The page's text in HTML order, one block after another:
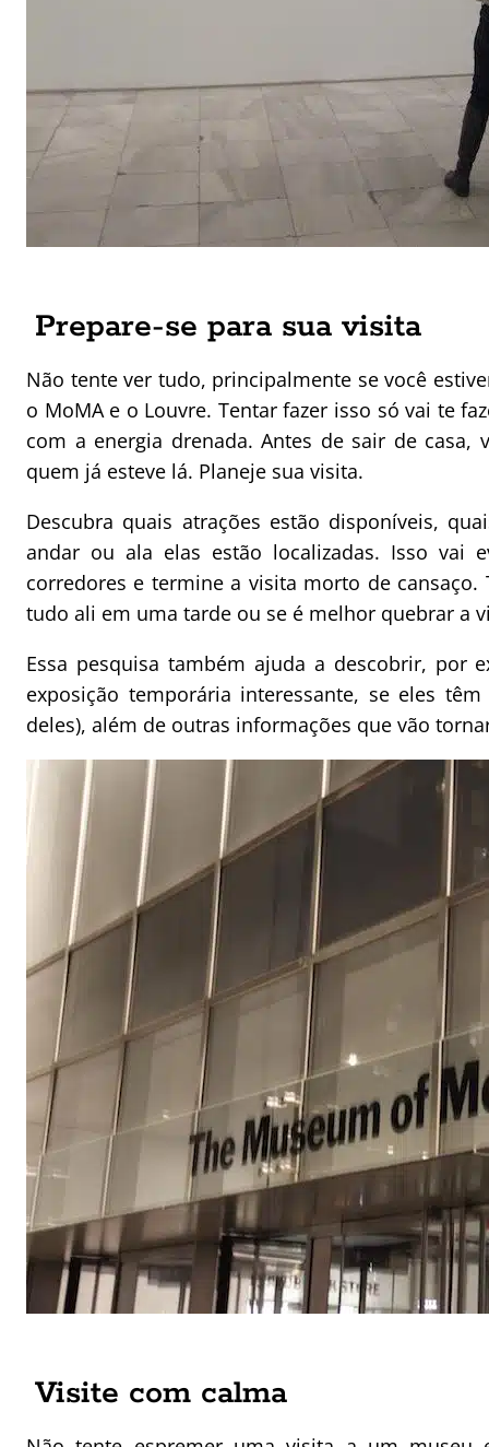
Prepare-se para sua visita
Não tente ver tudo, principalmente se você
o MoMA e o Louvre. Tentar fazer isso só vai te
com a energia drenada. Antes de sair de
quem já esteve lá. Planeje sua visita.
Descubra quais atrações estão disponíveis,
andar ou ala elas estão localizadas. Isso vai
corredores e termine a visita morto de
tudo ali em uma tarde ou se é melhor quebrar a
Essa pesquisa também ajuda a descobrir, por
exposição temporária interessante, se eles
deles), além de outras informações que vão
Visite com calma